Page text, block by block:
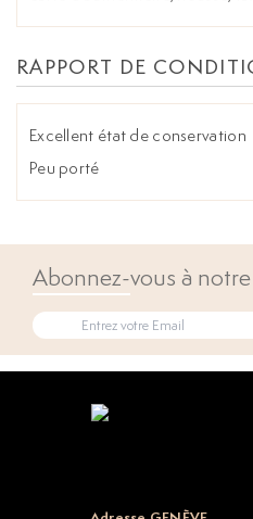
RAPPORT DE
Excellent état de conservation
Peu porté
Abonnez-vous à